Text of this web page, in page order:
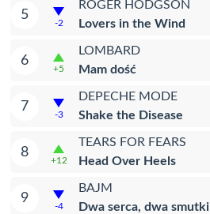
5
-2
ROGER HODGSON
Lovers in the Wind
6
+5
LOMBARD
Mam dość
7
-3
DEPECHE MODE
Shake the Disease
8
+12
TEARS FOR FEARS
Head Over Heels
9
-4
BAJM
Dwa serca, dwa smutki